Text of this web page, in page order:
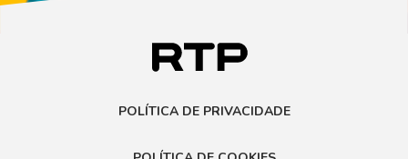
POLÍTICA DE PRIVACIDADE